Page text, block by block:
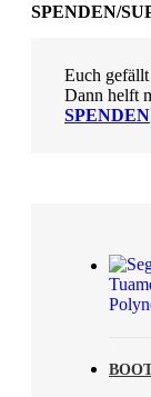
SPENDEN/
Euch
Dann helft
SPENDEN